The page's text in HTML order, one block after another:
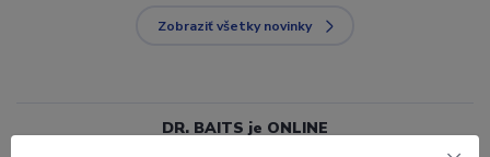
Zobraziť všetky novinky
DR. BAITS je ONLINE